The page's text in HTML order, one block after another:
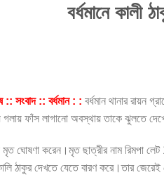
বর্ধমানে কালী
সংবাদ :: বর্ধমান : : বর্ধমান থানার রায়ন
গলায় ফাঁস লাগানো অবস্থায় তাকে ঝুলতে
মৃত ঘোষণা করেন।মৃত ছাত্রীর নাম রিমপা লেট
ঠাকুর দেখতে যেতে বারণ করে।তার